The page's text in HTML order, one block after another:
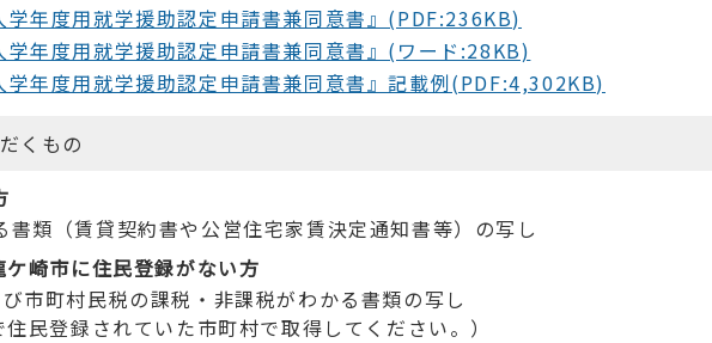
学年度用就学援助認定申請書兼同意書』(PDF:236KB)
学年度用就学援助認定申請書兼同意書』(ワード:28KB)
学年度用就学援助認定申請書兼同意書』記載例(PDF:4,302KB)
くもの
書類（賃貸契約書や公営住宅家賃決定通知書等）の写し
崎市に住民登録がない方
市町村民税の課税・非課税がわかる書類の写し
民登録されていた市町村で取得してください。）